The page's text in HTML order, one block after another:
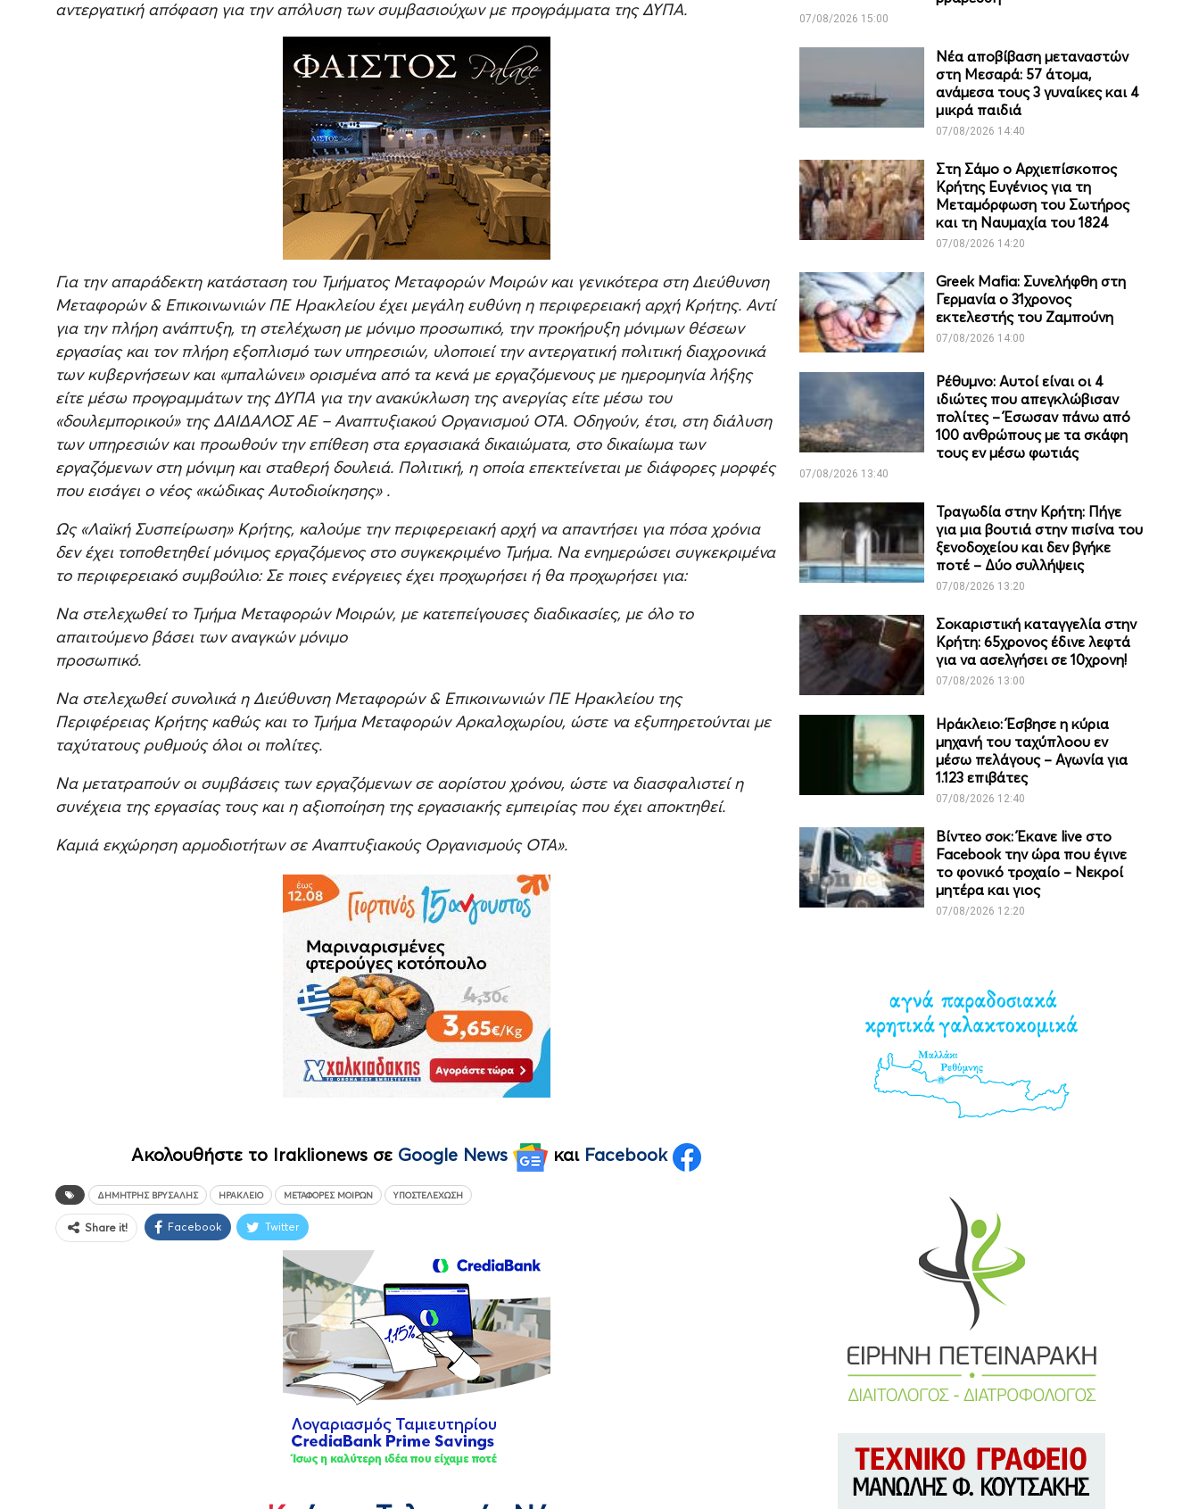
αντεργατική απόφαση για την απόλυση των συμβασιούχων με προγράμματα της ΔΥΠΑ.
Για την απαράδεκτη κατάσταση του Τμήματος Μεταφορών Μοιρών και γενικότερα στη Διεύθυνση
Μεταφορών & Επικοινωνιών ΠΕ Ηρακλείου έχει μεγάλη ευθύνη η περιφερειακή αρχή Κρήτης. Αντί
για την πλήρη ανάπτυξη, τη στελέχωση με μόνιμο προσωπικό, την προκήρυξη μόνιμων θέσεων
εργασίας και τον πλήρη εξοπλισμό των υπηρεσιών, υλοποιεί την αντεργατική πολιτική διαχρονικά
των κυβερνήσεων και «μπαλώνει» ορισμένα από τα κενά με εργαζόμενους με ημερομηνία λήξης
είτε μέσω προγραμμάτων της ΔΥΠΑ για την ανακύκλωση της ανεργίας είτε μέσω του
«δουλεμπορικού» της ΔΑΙΔΑΛΟΣ ΑΕ – Αναπτυξιακού Οργανισμού ΟΤΑ. Οδηγούν, έτσι, στη διάλυση
των υπηρεσιών και προωθούν την επίθεση στα εργασιακά δικαιώματα, στο δικαίωμα των
εργαζόμενων στη μόνιμη και σταθερή δουλειά. Πολιτική, η οποία επεκτείνεται με διάφορες μορφές
που εισάγει ο νέος «κώδικας Αυτοδιοίκησης» .
Ως «Λαϊκή Συσπείρωση» Κρήτης, καλούμε την περιφερειακή αρχή να απαντήσει για πόσα χρόνια
δεν έχει τοποθετηθεί μόνιμος εργαζόμενος στο συγκεκριμένο Τμήμα. Να ενημερώσει συγκεκριμένα
το περιφερειακό συμβούλιο: Σε ποιες ενέργειες έχει προχωρήσει ή θα προχωρήσει για:
Να στελεχωθεί το Τμήμα Μεταφορών Μοιρών, με κατεπείγουσες διαδικασίες, με όλο το
απαιτούμενο βάσει των αναγκών μόνιμο
προσωπικό.
Να στελεχωθεί συνολικά η Διεύθυνση Μεταφορών & Επικοινωνιών ΠΕ Ηρακλείου της
Περιφέρειας Κρήτης καθώς και το Τμήμα Μεταφορών Αρκαλοχωρίου, ώστε να εξυπηρετούνται με
ταχύτατους ρυθμούς όλοι οι πολίτες.
Να μετατραπούν οι συμβάσεις των εργαζόμενων σε αορίστου χρόνου, ώστε να διασφαλιστεί η
συνέχεια της εργασίας τους και η αξιοποίηση της εργασιακής εμπειρίας που έχει αποκτηθεί.
Καμιά εκχώρηση αρμοδιοτήτων σε Αναπτυξιακούς Οργανισμούς ΟΤΑ».
Ακολουθήστε το Iraklionews σε Google News και Facebook
ΔΗΜΉΤΡΗΣ ΒΡΎΣΑΛΗΣ ΗΡΆΚΛΕΙΟ ΜΕΤΑΦΟΡΈΣ ΜΟΙΡΏΝ ΥΠΟΣΤΕΛΈΧΩΣΗ
Share it! Facebook Twitter
07/08/2026 15:00
Νέα αποβίβαση μεταναστών
στη Μεσαρά: 57 άτομα,
ανάμεσα τους 3 γυναίκες και 4
μικρά παιδιά
07/08/2026 14:40
Στη Σάμο ο Αρχιεπίσκοπος
Κρήτης Ευγένιος για τη
Μεταμόρφωση του Σωτήρος
και τη Ναυμαχία του 1824
07/08/2026 14:20
Greek Mafia: Συνελήφθη στη
Γερμανία ο 31χρονος
εκτελεστής του Ζαμπούνη
07/08/2026 14:00
Ρέθυμνο: Αυτοί είναι οι 4
ιδιώτες που απεγκλώβισαν
πολίτες – Έσωσαν πάνω από
100 ανθρώπους με τα σκάφη
τους εν μέσω φωτιάς
07/08/2026 13:40
Τραγωδία στην Κρήτη: Πήγε
για μια βουτιά στην πισίνα του
ξενοδοχείου και δεν βγήκε
ποτέ – Δύο συλλήψεις
07/08/2026 13:20
Σοκαριστική καταγγελία στην
Κρήτη: 65χρονος έδινε λεφτά
για να ασελγήσει σε 10χρονη!
07/08/2026 13:00
Ηράκλειο: Έσβησε η κύρια
μηχανή του ταχύπλοου εν
μέσω πελάγους – Αγωνία για
1.123 επιβάτες
07/08/2026 12:40
Βίντεο σοκ: Έκανε live στο
Facebook την ώρα που έγινε
το φονικό τροχαίο – Νεκροί
μητέρα και γιος
07/08/2026 12:20